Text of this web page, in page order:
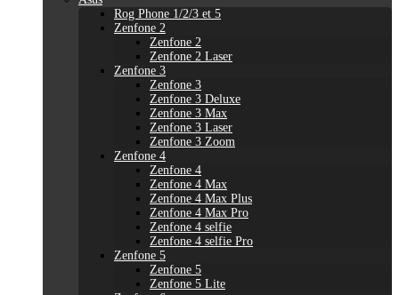
Rog Phone 1/2/3 et 5
Zenfone 2
Zenfone 2
Zenfone 2 Laser
Zenfone 3
Zenfone 3
Zenfone 3 Deluxe
Zenfone 3 Max
Zenfone 3 Laser
Zenfone 3 Zoom
Zenfone 4
Zenfone 4
Zenfone 4 Max
Zenfone 4 Max Plus
Zenfone 4 Max Pro
Zenfone 4 selfie
Zenfone 4 selfie Pro
Zenfone 5
Zenfone 5
Zenfone 5 Lite